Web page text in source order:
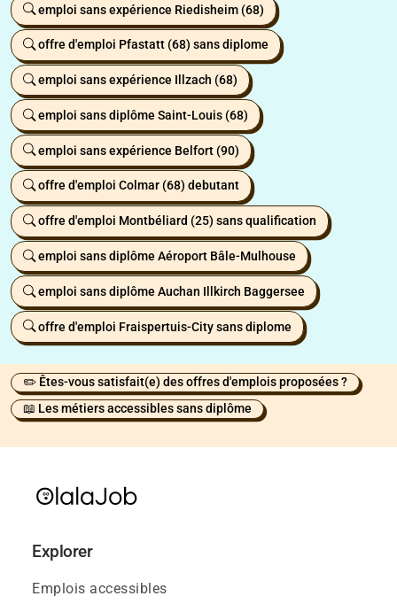
emploi sans expérience Riedisheim (68)
offre d'emploi Pfastatt (68) sans diplome
emploi sans expérience Illzach (68)
emploi sans diplôme Saint-Louis (68)
emploi sans expérience Belfort (90)
offre d'emploi Colmar (68) debutant
offre d'emploi Montbéliard (25) sans qualification
emploi sans diplôme Aéroport Bâle-Mulhouse
emploi sans diplôme Auchan Illkirch Baggersee
offre d'emploi Fraispertuis-City sans diplome
✏️ Êtes-vous satisfait(e) des offres d'emplois proposées ?
📖 Les métiers accessibles sans diplôme
Explorer
Emplois accessibles